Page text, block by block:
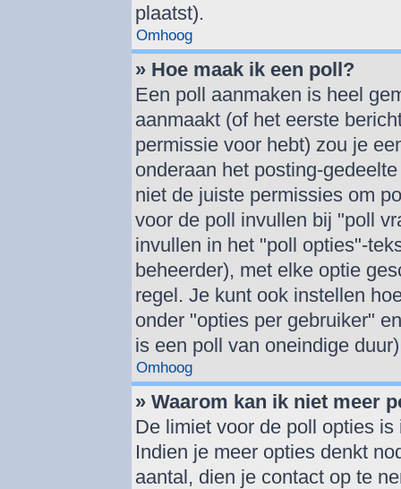
plaatst).
Omhoog
» Hoe maak ik een poll?
Een poll aanmaken is heel
aanmaakt (of het eerste
permissie voor hebt) zou je
onderaan het posting-
niet de juiste permissies om
voor de poll invullen bij "poll
invullen in het "poll opties"-
beheerder), met elke optie
regel. Je kunt ook instellen
onder "opties per gebruiker"
is een poll van oneindige
Omhoog
» Waarom kan ik niet meer
De limiet voor de poll opties
Indien je meer opties denkt
aantal, dien je contact op te